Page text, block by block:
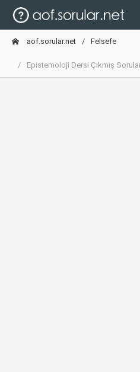
aof.sorular.net Felsefe
Epistemoloji Dersi Çıkmış